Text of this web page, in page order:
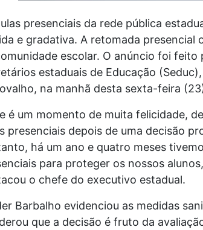
presenciais da rede pública
e gradativa. A retomada
escolar. O anúncio foi
estaduais de Educação
na manhã desta sexta-feira
é um momento de muita felicidade,
presenciais depois de uma decisão
há um ano e quatro meses
para proteger os nossos
o chefe do executivo estadual.
Barbalho evidenciou as medidas
que a decisão é fruto da